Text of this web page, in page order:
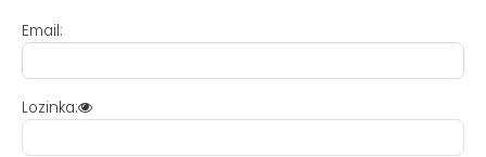
Email:
Lozinka: